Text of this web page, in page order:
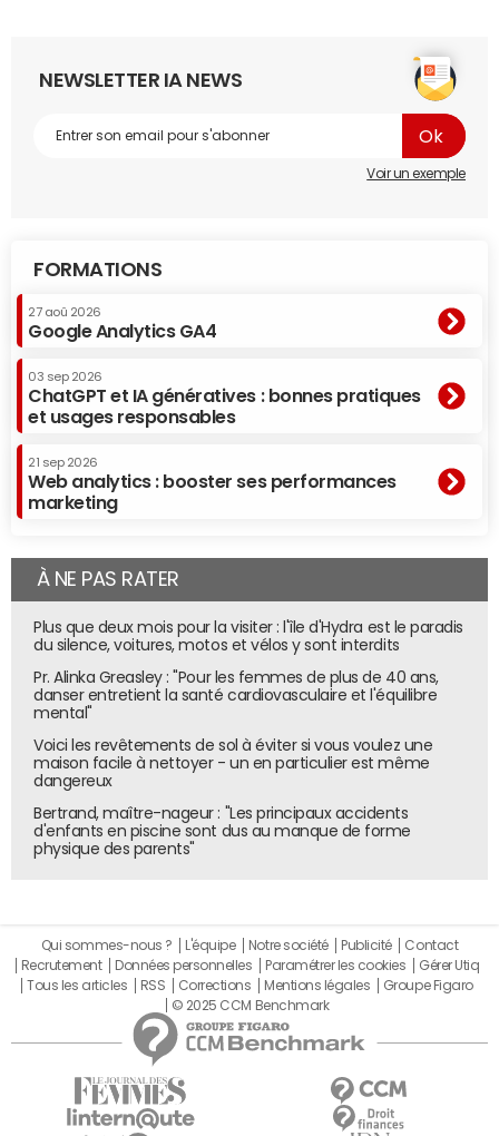
NEWSLETTER IA NEWS
Voir un exemple
FORMATIONS
27 aoû 2026
Google Analytics GA4
03 sep 2026
ChatGPT et IA génératives : bonnes pratiques
et usages responsables
21 sep 2026
Web analytics : booster ses performances
marketing
À NE PAS RATER
Plus que deux mois pour la visiter : l'île d'Hydra est le paradis
du silence, voitures, motos et vélos y sont interdits
Pr. Alinka Greasley : "Pour les femmes de plus de 40 ans,
danser entretient la santé cardiovasculaire et l'équilibre
mental"
Voici les revêtements de sol à éviter si vous voulez une
maison facile à nettoyer - un en particulier est même
dangereux
Bertrand, maître-nageur : "Les principaux accidents
d'enfants en piscine sont dus au manque de forme
physique des parents"
Qui sommes-nous ? L'équipe Notre société Publicité
Contact
Recrutement
Données personnelles Paramétrer les cookies
Gérer Utiq
Tous les articles
RSS Corrections Mentions légales
Groupe Figaro
© 2025 CCM Benchmark